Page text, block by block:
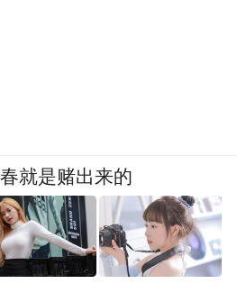
就是赌出来的